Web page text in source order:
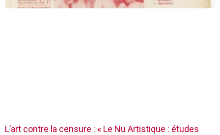
L’art contre la censure : « Le Nu Artistique : études